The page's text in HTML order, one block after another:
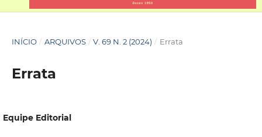
INÍCIO / ARQUIVOS / V. 69 N. 2 (2024) / Errata
Errata
Equipe Editorial